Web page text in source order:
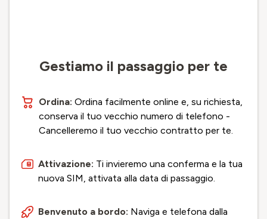
Gestiamo il passaggio per te
Ordina: Ordina facilmente online e, su richiesta,
conserva il tuo vecchio numero di telefono -
Cancelleremo il tuo vecchio contratto per te.
Attivazione: Ti invieremo una conferma e la tua
nuova SIM, attivata alla data di passaggio.
Benvenuto a bordo: Naviga e telefona dalla